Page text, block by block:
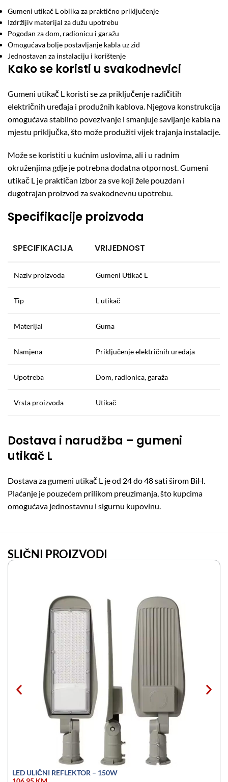
Gumeni utikač L oblika za praktično priključenje
Izdržljiv materijal za dužu upotrebu
Pogodan za dom, radionicu i garažu
Omogućava bolje postavljanje kabla uz zid
Jednostavan za instalaciju i korištenje
Kako se koristi u svakodnevici
Gumeni utikač L koristi se za priključenje različitih
električnih uređaja i produžnih kablova. Njegova konstrukcija
omogućava stabilno povezivanje i smanjuje savijanje kabla na
mjestu priključka, što može produžiti vijek trajanja instalacije.
Može se koristiti u kućnim uslovima, ali i u radnim
okruženjima gdje je potrebna dodatna otpornost. Gumeni
utikač L je praktičan izbor za sve koji žele pouzdan i
dugotrajan proizvod za svakodnevnu upotrebu.
Specifikacije proizvoda
SPECIFIKACIJA VRIJEDNOST
Naziv proizvoda Gumeni Utikač L
Tip L utikač
Materijal Guma
Namjena Priključenje električnih uređaja
Upotreba Dom, radionica, garaža
Vrsta proizvoda Utikač
Dostava i narudžba – gumeni
utikač L
Dostava za gumeni utikač L je od 24 do 48 sati širom BiH.
Plaćanje je pouzećem prilikom preuzimanja, što kupcima
omogućava jednostavnu i sigurnu kupovinu.
SLIČNI PROIZVODI
LED ULIČNI REFLEKTOR – 150W